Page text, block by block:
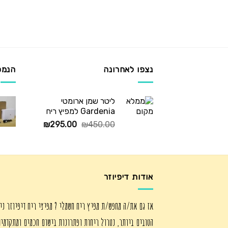
נצפו לאחרונה
ליטר שמן ארומטי
Gardenia למפיץ ריח
₪450.00
המחיר
₪450.00.
₪295.00
המחיר
₪295.00.
אודות דיפיוזר
אז גם את/ה מחפש/ת מפיץ ריח חשמלי ? מפיצי ריח דיפיוזר
הטובים ביותר, נטרול ריחות ופתרונות בישום חכמים